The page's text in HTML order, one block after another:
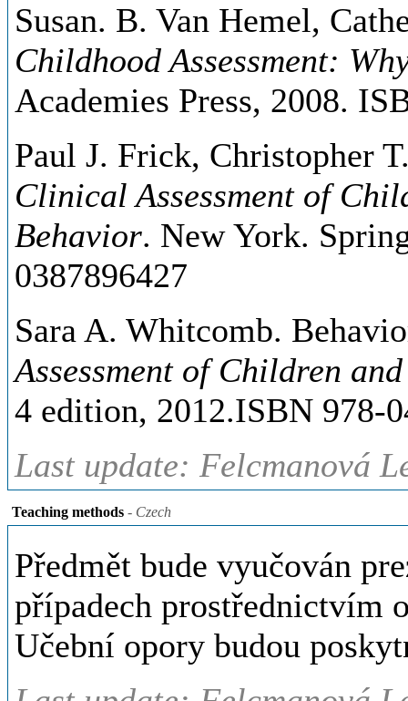
Susan. B. Van Hemel,
Childhood Assessment:
Academies Press, 2008.
Paul J. Frick, Christopher
Clinical Assessment of
Behavior. New York.
0387896427
Sara A. Whitcomb.
Assessment of Children
4 edition, 2012.ISBN 978-
Last update: Felcmanová
Teaching methods - Czech
Předmět bude vyučován
případech prostřednictvím
Učební opory budou